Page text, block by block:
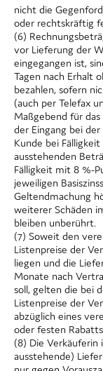
nicht die
oder rechtskräftig
(6)
vor Lieferung der
eingegangen ist,
Tagen nach Erhalt
bezahlen, sofern
(auch per Telefax
Maßgebend für
der Eingang bei
Kunde bei
ausstehenden
Fälligkeit mit 8 %-
jeweiligen
Geltendmachung
weiterer Schäden
bleiben unberührt.
(7) Soweit den
Listenpreise der
liegen und die
Monate nach
soll, gelten die bei
Listenpreise der
abzüglich eines
oder festen
(8) Die
ausstehende)